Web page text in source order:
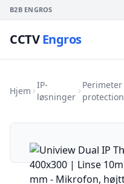
B2B ENGROS
CCTVEngros
Hjem
IP-
løsninger
Perimeter
protection